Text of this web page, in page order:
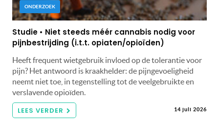
ONDERZOEK
Studie • Niet steeds méér cannabis nodig voor
pijnbestrijding (i.t.t. opiaten/opioïden)
Heeft frequent wietgebruik invloed op de tolerantie voor
pijn? Het antwoord is kraakhelder: de pijngevoeligheid
neemt niet toe, in tegenstelling tot de veelgebruikte en
verslavende opioïden.
LEES VERDER 14 juli 2026